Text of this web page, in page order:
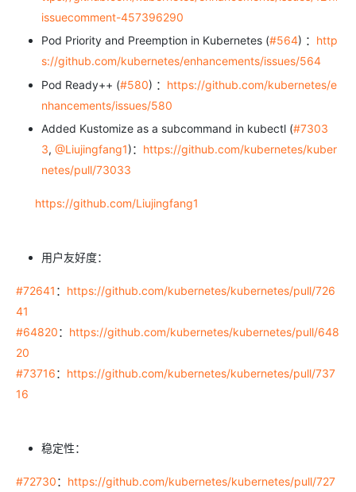
issuecomment-457396290
Pod Priority and Preemption in Kubernetes (#564) ： http
s://github.com/kubernetes/enhancements/issues/564
Pod Ready++ (#580) ： https://github.com/kubernetes/e
nhancements/issues/580
Added Kustomize as a subcommand in kubectl (#7303
3, @Liujingfang1)： https://github.com/kubernetes/kuber
netes/pull/73033
https://github.com/Liujingfang1
用户友好度：
#72641 ： https://github.com/kubernetes/kubernetes/pull/726
41
#64820： https://github.com/kubernetes/kubernetes/pull/648
20
#73716： https://github.com/kubernetes/kubernetes/pull/737
16
稳定性：
#72730： https://github.com/kubernetes/kubernetes/pull/727